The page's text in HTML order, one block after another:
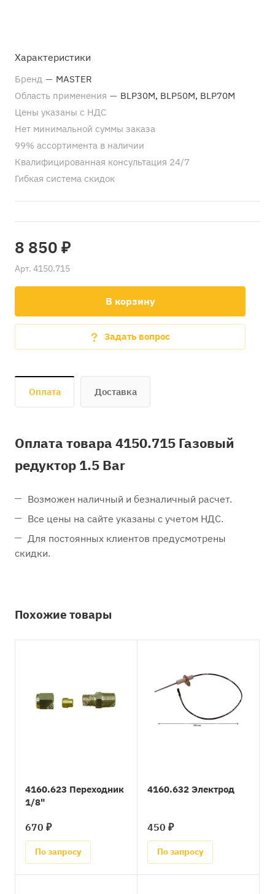
Характеристики
Бренд — MASTER
Область применения — BLP30M, BLP50M, BLP70M
Цены указаны с НДС
Нет минимальной суммы заказа
99% ассортимента в наличии
Квалифицированная консультация 24/7
Гибкая система скидок
8 850 ₽
Арт. 4150.715
В корзину
Задать вопрос
Оплата Доставка
Оплата товара 4150.715 Газовый
редуктор 1.5 Bar
Возможен наличный и безналичный расчет.
Все цены на сайте указаны с учетом НДС.
Для постоянных клиентов предусмотрены
скидки.
Похожие товары
4160.623 Переходник
1/8"
670 ₽
По запросу
4160.632 Электрод
450 ₽
По запросу